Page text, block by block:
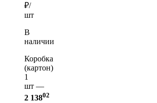
₽/
шт
В
наличии
Коробка
(картон)
1
шт —
2 13802